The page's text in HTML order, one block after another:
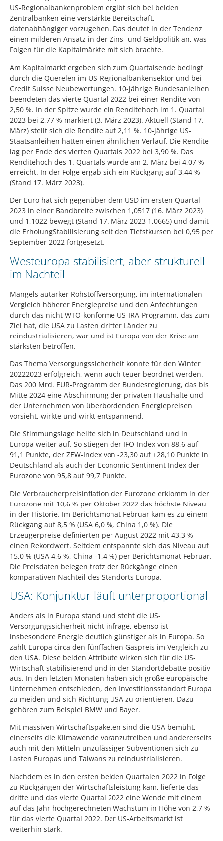
US-Regionalbankenproblem ergibt sich bei beiden
Zentralbanken eine verstärkte Bereitschaft,
datenabhängiger vorzugehen. Das deutet in der Tendenz
einen milderen Ansatz in der Zins- und Geldpolitik an, was
Folgen für die Kapitalmärkte mit sich brachte.
Am Kapitalmarkt ergeben sich zum Quartalsende bedingt
durch die Querelen im US-Regionalbankensektor und bei
Credit Suisse Neubewertungen. 10-jährige Bundesanleihen
beendeten das vierte Quartal 2022 bei einer Rendite von
2,50 %. In der Spitze wurde ein Renditehoch im 1. Quartal
2023 bei 2,77 % markiert (3. März 2023). Aktuell (Stand 17.
März) stellt sich die Rendite auf 2,11 %. 10-jährige US-
Staatsanleihen hatten einen ähnlichen Verlauf. Die Rendite
lag per Ende des vierten Quartals 2022 bei 3,90 %. Das
Renditehoch des 1. Quartals wurde am 2. März bei 4,07 %
erreicht. In der Folge ergab sich ein Rückgang auf 3,44 %
(Stand 17. März 2023).
Der Euro hat sich gegenüber dem USD im ersten Quartal
2023 in einer Bandbreite zwischen 1,0517 (16. März 2023)
und 1,1022 bewegt (Stand 17. März 2023 1,0665) und damit
die ErholungStabilisierung seit den Tiefstkursen bei 0,95 per
September 2022 fortgesetzt.
Westeuropa stabilisiert, aber strukturell
im Nachteil
Mangels autarker Rohstoffversorgung, im internationalen
Vergleich höherer Energiepreise und den Anfechtungen
durch das nicht WTO-konforme US-IRA-Programm, das zum
Ziel hat, die USA zu Lasten dritter Länder zu
reindustrialisieren, war und ist Europa von der Krise am
stärksten betroffen.
Das Thema Versorgungssicherheit konnte für den Winter
20222023 erfolgreich, wenn auch teuer beordnet werden.
Das 200 Mrd. EUR-Programm der Bundesregierung, das bis
Mitte 2024 eine Abschirmung der privaten Haushalte und
der Unternehmen von überbordenden Energiepreisen
vorsieht, wirkte und wirkt entspannend.
Die Stimmungslage hellte sich in Deutschland und in
Europa weiter auf. So stiegen der IFO-Index von 88,6 auf
91,1 Punkte, der ZEW-Index von -23,30 auf +28,10 Punkte in
Deutschland als auch der Economic Sentiment Index der
Eurozone von 95,8 auf 99,7 Punkte.
Die Verbraucherpreisinflation der Eurozone erklomm in der
Eurozone mit 10,6 % per Oktober 2022 das höchste Niveau
in der Historie. Im Berichtsmonat Februar kam es zu einem
Rückgang auf 8,5 % (USA 6,0 %, China 1,0 %). Die
Erzeugerpreise definierten per August 2022 mit 43,3 %
einen Rekordwert. Seitdem entspannte sich das Niveau auf
15,0 % (USA 4,6 %, China -1,4 %) per Berichtsmonat Februar.
Die Preisdaten belegen trotz der Rückgänge einen
komparativen Nachteil des Standorts Europa.
USA: Konjunktur läuft unterproportional
Anders als in Europa stand und steht die US-
Versorgungssicherheit nicht infrage, ebenso ist
insbesondere Energie deutlich günstiger als in Europa. So
zahlt Europa circa den fünffachen Gaspreis im Vergleich zu
den USA. Diese beiden Attribute wirken sich für die US-
Wirtschaft stabilisierend und in der Standortdebatte positiv
aus. In den letzten Monaten haben sich große europäische
Unternehmen entschieden, den Investitionsstandort Europa
zu meiden und sich Richtung USA zu orientieren. Dazu
gehören zum Beispiel BMW und Bayer.
Mit massiven Wirtschaftspaketen sind die USA bemüht,
einerseits die Klimawende voranzutreiben und andererseits
auch mit den Mitteln unzulässiger Subventionen sich zu
Lasten Europas und Taiwans zu reindustrialisieren.
Nachdem es in den ersten beiden Quartalen 2022 in Folge
zu Rückgängen der Wirtschaftsleistung kam, lieferte das
dritte und das vierte Quartal 2022 eine Wende mit einem
auf das Jahr hochgerechneten Wachstum in Höhe von 2,7 %
für das vierte Quartal 2022. Der US-Arbeitsmarkt ist
weiterhin stark.